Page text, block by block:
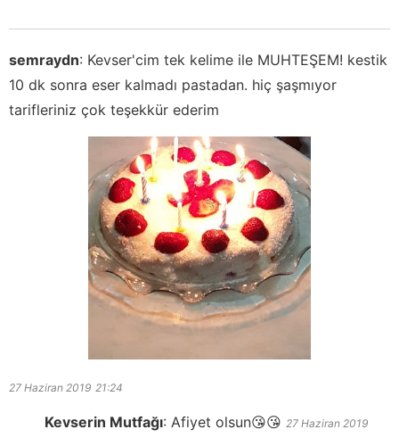
semraydn: Kevser'cim tek kelime ile MUHTEŞEM! kestik
10 dk sonra eser kalmadı pastadan. hiç şaşmıyor
tarifleriniz çok teşekkür ederim
27 Haziran 2019 21:24
Kevserin Mutfağı: Afiyet olsun😘😘 27 Haziran 2019